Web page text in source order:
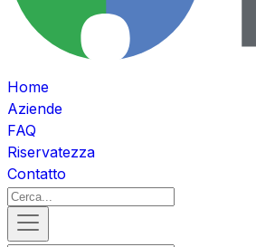
Home
Aziende
FAQ
Riservatezza
Contatto